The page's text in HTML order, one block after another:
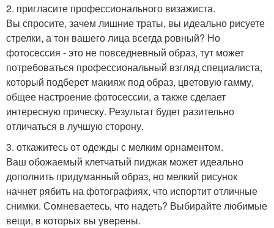
2. пригласите профессионального визажиста.
Вы спросите, зачем лишние траты, вы идеально рисуете
стрелки, а тон вашего лица всегда ровный? Но
фотосессия - это не повседневный образ, тут может
потребоваться профессиональный взгляд специалиста,
который подберет макияж под образ, цветовую гамму,
общее настроение фотосессии, а также сделает
интересную прическу. Результат будет разительно
отличаться в лучшую сторону.
3. откажитесь от одежды с мелким орнаментом.
Ваш обожаемый клетчатый пиджак может идеально
дополнить придуманный образ, но мелкий рисунок
начнет рябить на фотографиях, что испортит отличные
снимки. Сомневаетесь, что надеть? Выбирайте любимые
вещи, в которых вы уверены.